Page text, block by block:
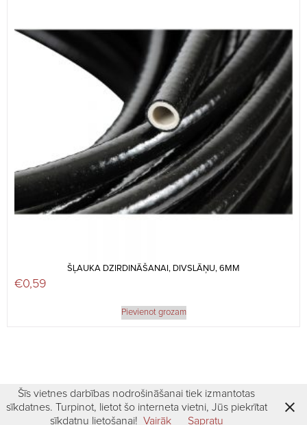
ŠĻAUKA DZIRDINĀŠANAI, DIVSLĀŅU, 6MM
€0,59
Pievienot grozam
Šīs vietnes darbības nodrošināšanai tiek izmantotas
sīkdatnes. Turpinot, lietot šo interneta vietni, Jūs piekrītat
sīkdatņu lietošanai! Vairāk Sapratu